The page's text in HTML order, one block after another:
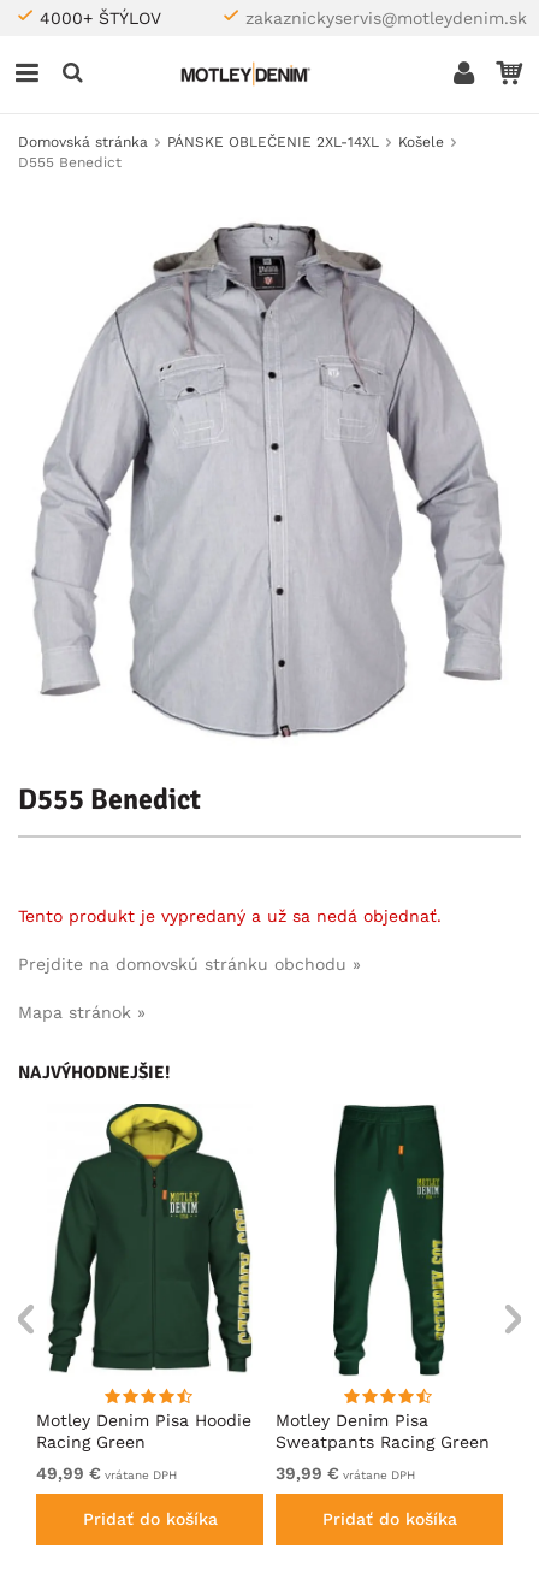
4000+ ŠTÝLOV zakaznickyservis@motleydenim.sk
Domovská stránka PÁNSKE OBLEČENIE 2XL-14XL
Košele
D555 Benedict
D555 Benedict
Tento produkt je vypredaný a už sa nedá objednať.
Prejdite na domovskú stránku obchodu »
Mapa stránok »
NAJVÝHODNEJŠIE!
Motley Denim Pisa Hoodie
Racing Green
49,99 € vrátane DPH
Pridať do košíka
Motley Denim Pisa
Sweatpants Racing Green
39,99 € vrátane DPH
Pridať do košíka